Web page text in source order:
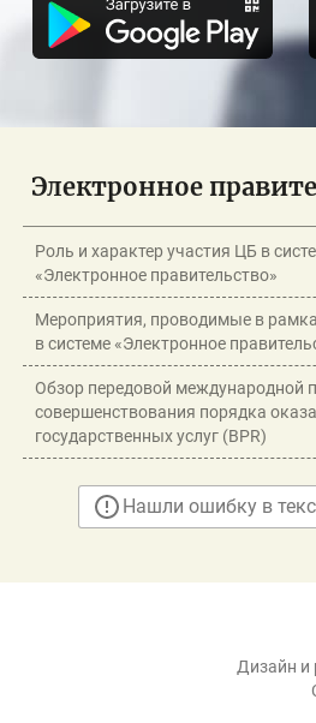
Электронное
Роль и характер участия ЦБ в
«Электронное правительство»
Мероприятия, проводимые в
в системе «Электронное
Обзор передовой международной
совершенствования порядка
государственных услуг (BPR)
Нашли ошибку в
Дизайн и